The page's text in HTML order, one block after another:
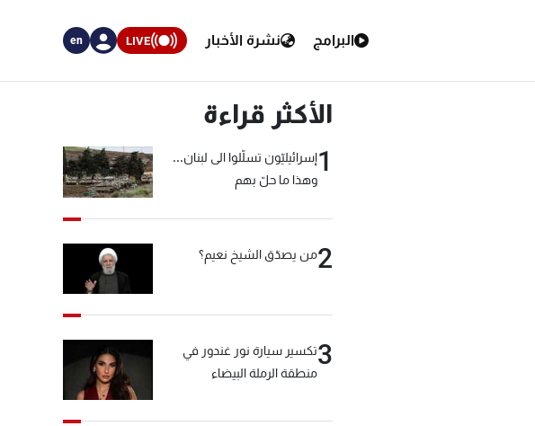
البرامج نشرة الأخبار LIVE
en
الأكثر قراءة
1إسرائيليّون تسلّلوا الى لبنان...
وهذا ما حلّ بهم
2من يصدّق الشيخ نعيم؟
3تكسير سيارة نور غندور في
منطقة الرملة البيضاء